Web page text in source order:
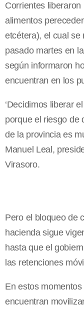
Corrientes
alimentos
etcétera), el cual se
pasado martes en
según informaron
encuentran en los
‘Decidimos liberar
porque el riesgo de
de la provincia es
Manuel Leal,
Virasoro.
Pero el bloqueo de
hacienda sigue
hasta que el
las retenciones
En estos
encuentran